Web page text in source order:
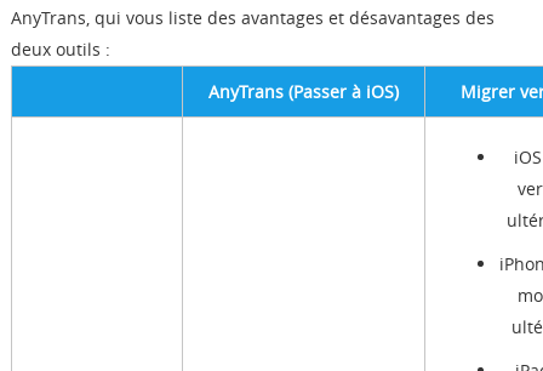
AnyTrans, qui vous liste des avantages et désavantages des
deux outils :
AnyTrans (Passer à iOS)
Migrer